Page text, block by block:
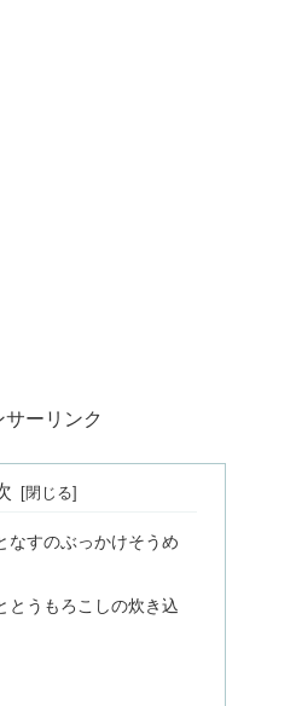
サーリンク
なすのぶっかけそうめ
とうもろこしの炊き込